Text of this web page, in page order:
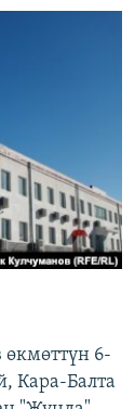
6-
Кара-Балта